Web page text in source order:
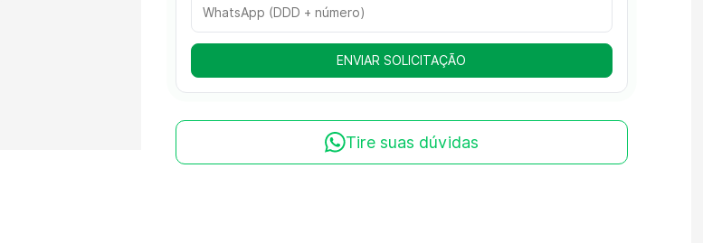
ENVIAR SOLICITAÇÃO
Tire suas dúvidas